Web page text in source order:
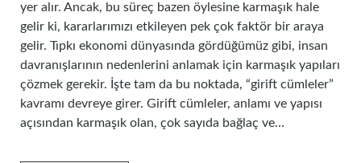
yer alır. Ancak, bu süreç bazen öylesine karmaşık hale
gelir ki, kararlarımızı etkileyen pek çok faktör bir araya
gelir. Tıpkı ekonomi dünyasında gördüğümüz gibi, insan
davranışlarının nedenlerini anlamak için karmaşık yapıları
çözmek gerekir. İşte tam da bu noktada, “girift cümleler”
kavramı devreye girer. Girift cümleler, anlamı ve yapısı
açısından karmaşık olan, çok sayıda bağlaç ve…